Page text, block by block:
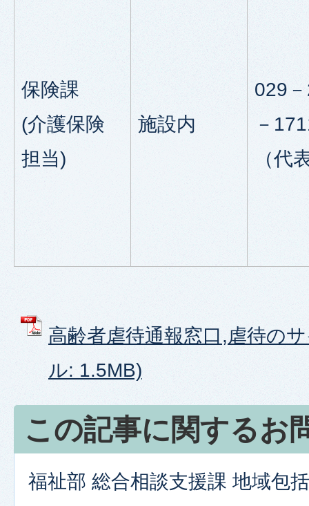
保険課
(介護保険
担当)
施設内
029
－
（代
高齢者虐待通報窓口,虐待の
ル: 1.5MB)
この記事に関するお
福祉部 総合相談支援課 地域包